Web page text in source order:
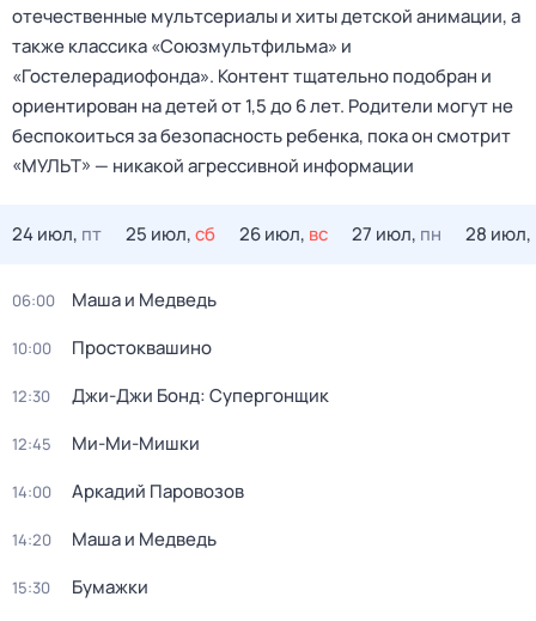
отечественные мультсериалы и хиты детской анимации, а
также классика «Союзмультфильма» и
«Гостелерадиофонда». Контент тщательно подобран и
ориентирован на детей от 1,5 до 6 лет. Родители могут не
беспокоиться за безопасность ребенка, пока он смотрит
«МУЛЬТ» — никакой агрессивной информации
24 июл, пт 25 июл,сб 26 июл, вс 27 июл, пн 28 июл,
06:00 Маша и Медведь
10:00 Простоквашино
12:30 Джи-Джи Бонд: Супергонщик
12:45 Ми-Ми-Мишки
14:00 Аркадий Паровозов
14:20 Маша и Медведь
15:30 Бумажки